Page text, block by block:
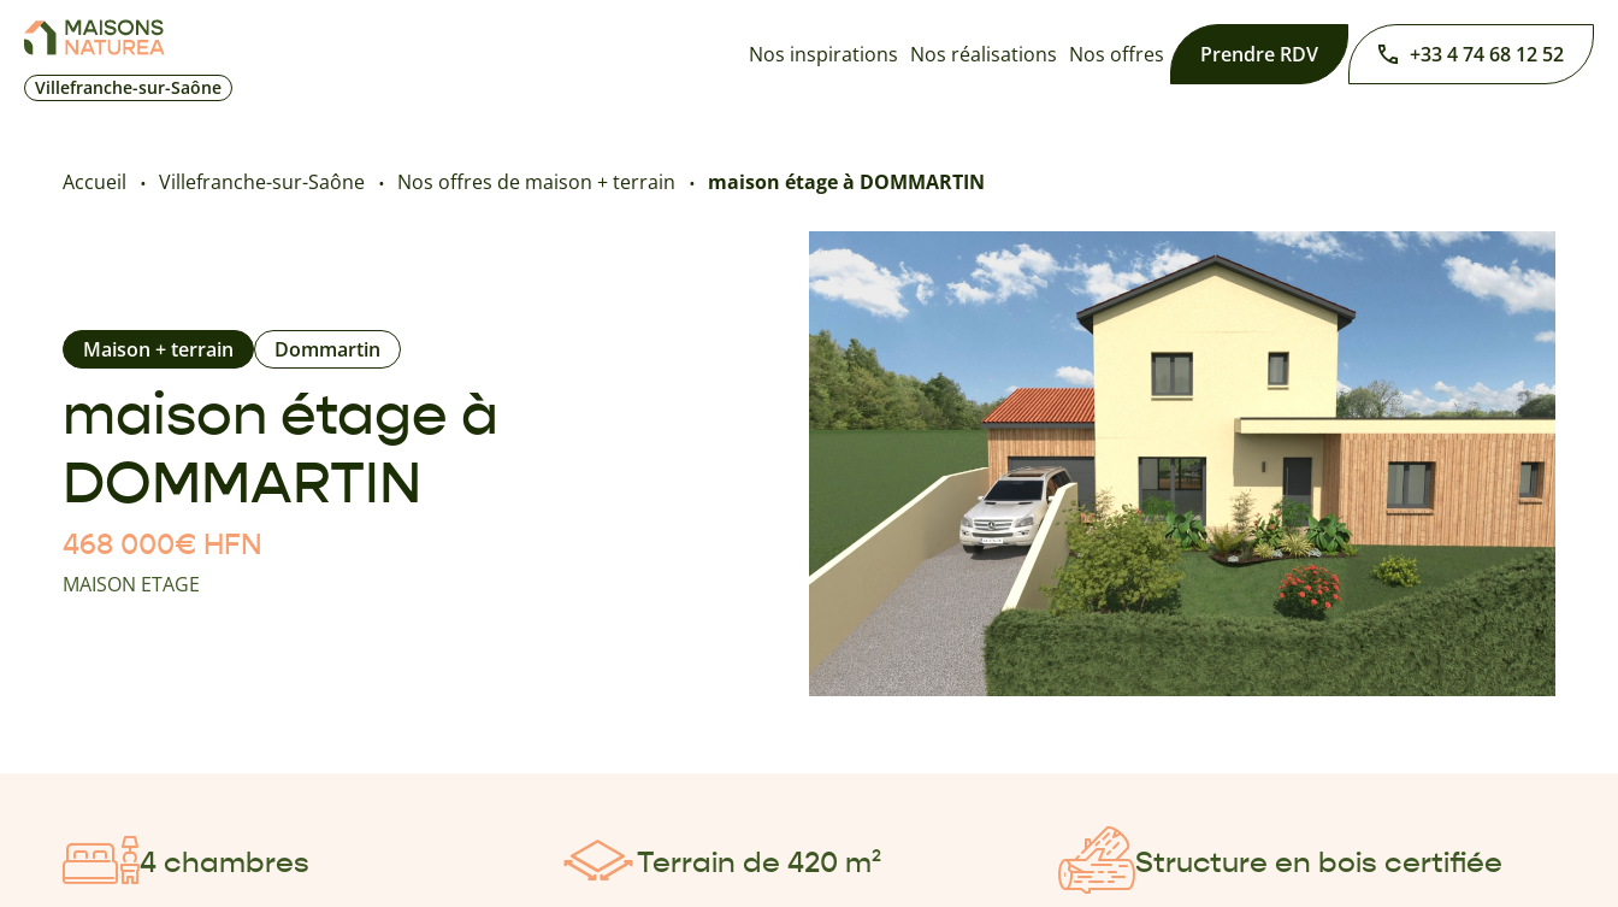
Villefranche-sur-Saône
Nos inspirations Nos réalisations Nos offres Prendre RDV +33 4 74 68 12 52
Accueil Villefranche-sur-Saône Nos offres de maison + terrain maison étage à DOMMARTIN
maison étage à
DOMMARTIN
Maison + terrain Dommartin
468 000€ HFN
MAISON ETAGE
4 chambres Terrain de 420 m² Structure en bois certifiée